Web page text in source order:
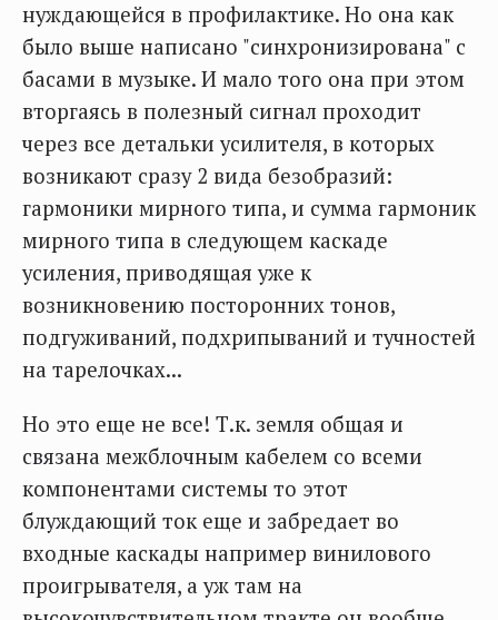
нуждающейся в профилактике. Но она как
было выше написано "синхронизирована" с
басами в музыке. И мало того она при этом
вторгаясь в полезный сигнал проходит
через все детальки усилителя, в которых
возникают сразу 2 вида безобразий:
гармоники мирного типа, и сумма гармоник
мирного типа в следующем каскаде
усиления, приводящая уже к
возникновению посторонних тонов,
подгуживаний, подхрипываний и тучностей
на тарелочках...
Но это еще не все! Т.к. земля общая и
связана межблочным кабелем со всеми
компонентами системы то этот
блуждающий ток еще и забредает во
входные каскады например винилового
проигрывателя, а уж там на